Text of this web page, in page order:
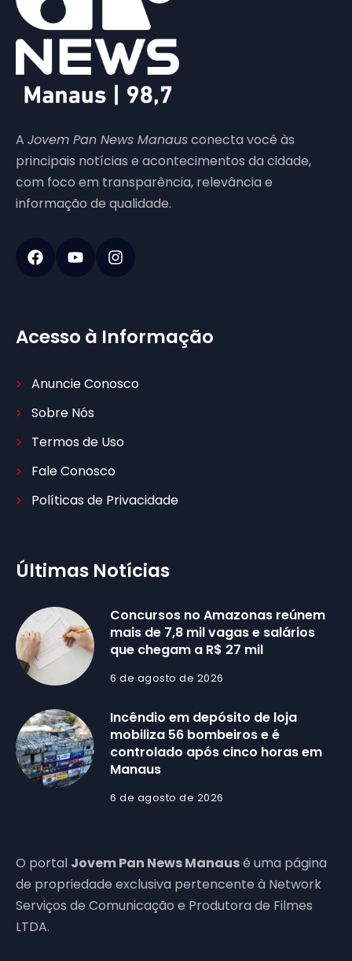
A Jovem Pan News Manausconecta você às
principais notícias e acontecimentos da cidade,
com foco em transparência, relevância e
informação de qualidade.
Acesso à Informação
Anuncie Conosco
Sobre Nós
Termos de Uso
Fale Conosco
Políticas de Privacidade
Últimas Notícias
Concursos no Amazonas reúnem
mais de 7,8 mil vagas e salários
que chegam a R$ 27 mil
6 de agosto de 2026
Incêndio em depósito de loja
mobiliza 56 bombeiros e é
controlado após cinco horas em
Manaus
6 de agosto de 2026
O portal Jovem Pan News Manausé uma página
de propriedade exclusiva pertencente à Network
Serviços de Comunicação e Produtora de Filmes
LTDA.